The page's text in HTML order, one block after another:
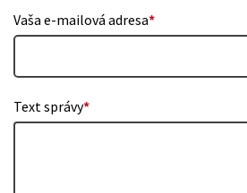
Vaša e-mailová adresa*
Text správy*